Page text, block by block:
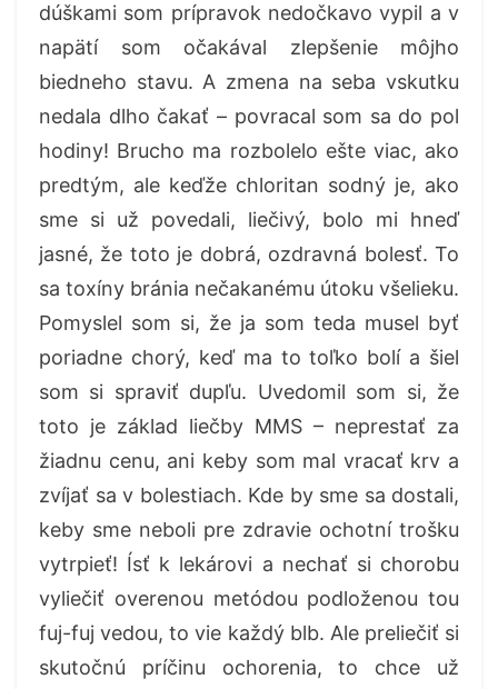
dúškami som prípravok nedočkavo vypil a v
napätí som očakával zlepšenie môjho
biedneho stavu. A zmena na seba vskutku
nedala dlho čakať – povracal som sa do pol
hodiny! Brucho ma rozbolelo ešte viac, ako
predtým, ale keďže chloritan sodný je, ako
sme si už povedali, liečivý, bolo mi hneď
jasné, že toto je dobrá, ozdravná bolesť. To
sa toxíny bránia nečakanému útoku všelieku.
Pomyslel som si, že ja som teda musel byť
poriadne chorý, keď ma to toľko bolí a šiel
som si spraviť dupľu. Uvedomil som si, že
toto je základ liečby MMS – neprestať za
žiadnu cenu, ani keby som mal vracať krv a
zvíjať sa v bolestiach. Kde by sme sa dostali,
keby sme neboli pre zdravie ochotní trošku
vytrpieť! Ísť k lekárovi a nechať si chorobu
vyliečiť overenou metódou podloženou tou
fuj-fuj vedou, to vie každý blb. Ale preliečiť si
skutočnú príčinu ochorenia, to chce už